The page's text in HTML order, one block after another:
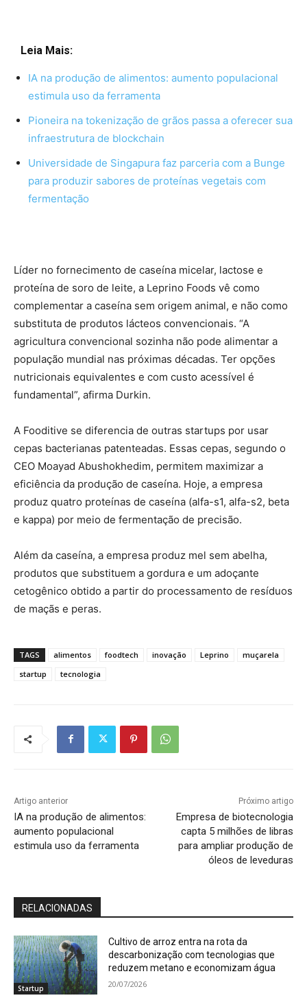
Leia Mais:
IA na produção de alimentos: aumento populacional
estimula uso da ferramenta
Pioneira na tokenização de grãos passa a oferecer sua
infraestrutura de blockchain
Universidade de Singapura faz parceria com a Bunge
para produzir sabores de proteínas vegetais com
fermentação
Líder no fornecimento de caseína micelar, lactose e
proteína de soro de leite, a Leprino Foods vê como
complementar a caseína sem origem animal, e não como
substituta de produtos lácteos convencionais. “A
agricultura convencional sozinha não pode alimentar a
população mundial nas próximas décadas. Ter opções
nutricionais equivalentes e com custo acessível é
fundamental”, afirma Durkin.
A Fooditive se diferencia de outras startups por usar
cepas bacterianas patenteadas. Essas cepas, segundo o
CEO Moayad Abushokhedim, permitem maximizar a
eficiência da produção de caseína. Hoje, a empresa
produz quatro proteínas de caseína (alfa-s1, alfa-s2, beta
e kappa) por meio de fermentação de precisão.
Além da caseína, a empresa produz mel sem abelha,
produtos que substituem a gordura e um adoçante
cetogênico obtido a partir do processamento de resíduos
de maçãs e peras.
TAGS alimentos foodtech inovação Leprino
muçarela
startup
tecnologia
Artigo anterior
IA na produção de alimentos:
aumento populacional
estimula uso da ferramenta
Próximo artigo
Empresa de biotecnologia
capta 5 milhões de libras
para ampliar produção de
óleos de leveduras
RELACIONADAS
Startup
Cultivo de arroz entra na rota da
descarbonização com tecnologias que
reduzem metano e economizam água
20/07/2026